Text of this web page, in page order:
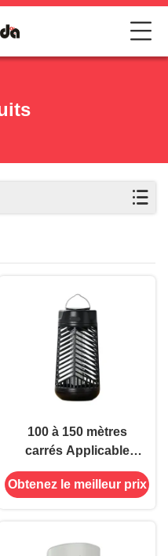
100 à 150 mètres
carrés Applicable
Batterie rechargeable
au lithium-ion Choc
piège à insectes
Obtenez le meilleur prix